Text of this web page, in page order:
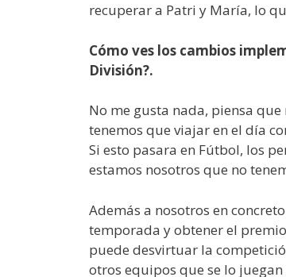
recuperar a Patri y María, lo
Cómo ves los cambios
División?.
No me gusta nada, piensa
tenemos que viajar en el día
Si esto pasara en Fútbol, los
estamos nosotros que no
Además a nosotros en
temporada y obtener el
puede desvirtuar la
otros equipos que se lo